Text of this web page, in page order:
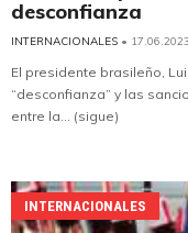
desconfianza
INTERNACIONALES • 17.06.2023
El presidente brasileño,
“desconfianza” y las
entre la... (sigue)
INTERNACIONALES